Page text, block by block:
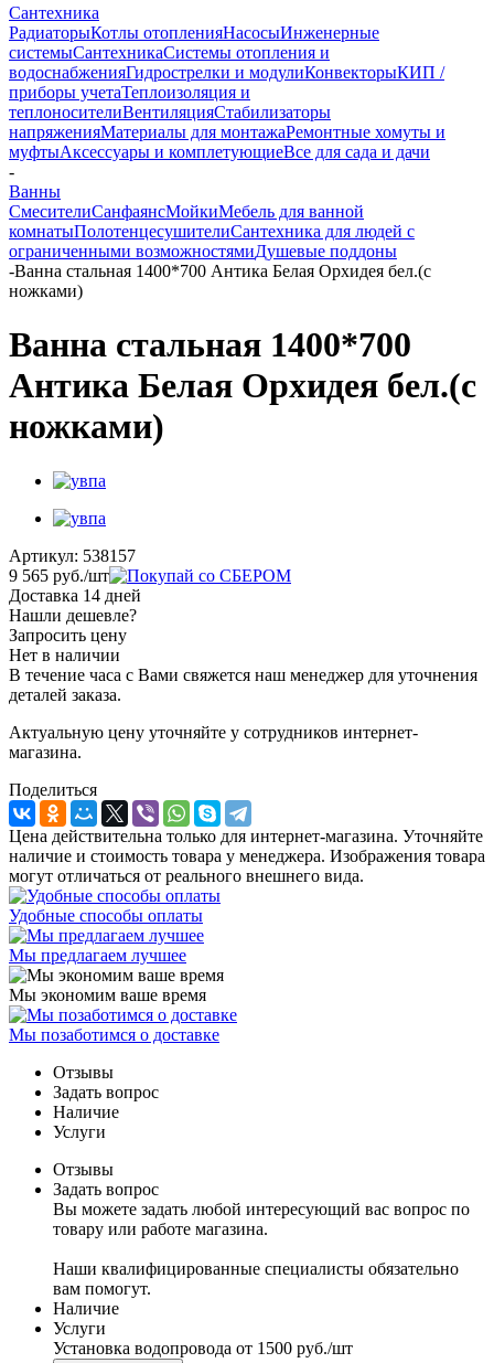
Сантехника
РадиаторыКотлы отопленияНасосыИнженерные
системыСантехникаСистемы отопления и
водоснабженияГидрострелки и модулиКонвекторыКИП /
приборы учетаТеплоизоляция и
теплоносителиВентиляцияСтабилизаторы
напряженияМатериалы для монтажаРемонтные хомуты и
муфтыАксессуары и комплетующиеВсе для сада и дачи
-
Ванны
СмесителиСанфаянсМойкиМебель для ванной
комнатыПолотенцесушителиСантехника для людей с
ограниченными возможностямиДушевые поддоны
-Ванна стальная 1400*700 Антика Белая Орхидея бел.(с
ножками)
Ванна стальная 1400*700
Антика Белая Орхидея бел.(с
ножками)
Артикул: 538157
9 565 руб./шт
Доставка 14 дней
Нашли дешевле?
Запросить цену
Нет в наличии
В течение часа с Вами свяжется наш менеджер для уточнения
деталей заказа.
Актуальную цену уточняйте у сотрудников интернет-
магазина.
Поделиться
Цена действительна только для интернет-магазина. Уточняйте
наличие и стоимость товара у менеджера. Изображения товара
могут отличаться от реального внешнего вида.
Удобные способы оплаты
Мы предлагаем лучшее
Мы экономим ваше время
Мы позаботимся о доставке
Отзывы
Задать вопрос
Наличие
Услуги
Отзывы
Задать вопрос
Вы можете задать любой интересующий вас вопрос по
товару или работе магазина.
Наши квалифицированные специалисты обязательно
вам помогут.
Наличие
Услуги
Установка водопровода от 1500 руб./шт